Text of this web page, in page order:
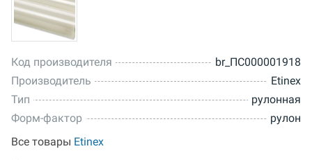
Код производителя
br_ПС000001918
Производитель
Etinex
Тип
рулонная
Форм-фактор
рулон
Все товары Etinex